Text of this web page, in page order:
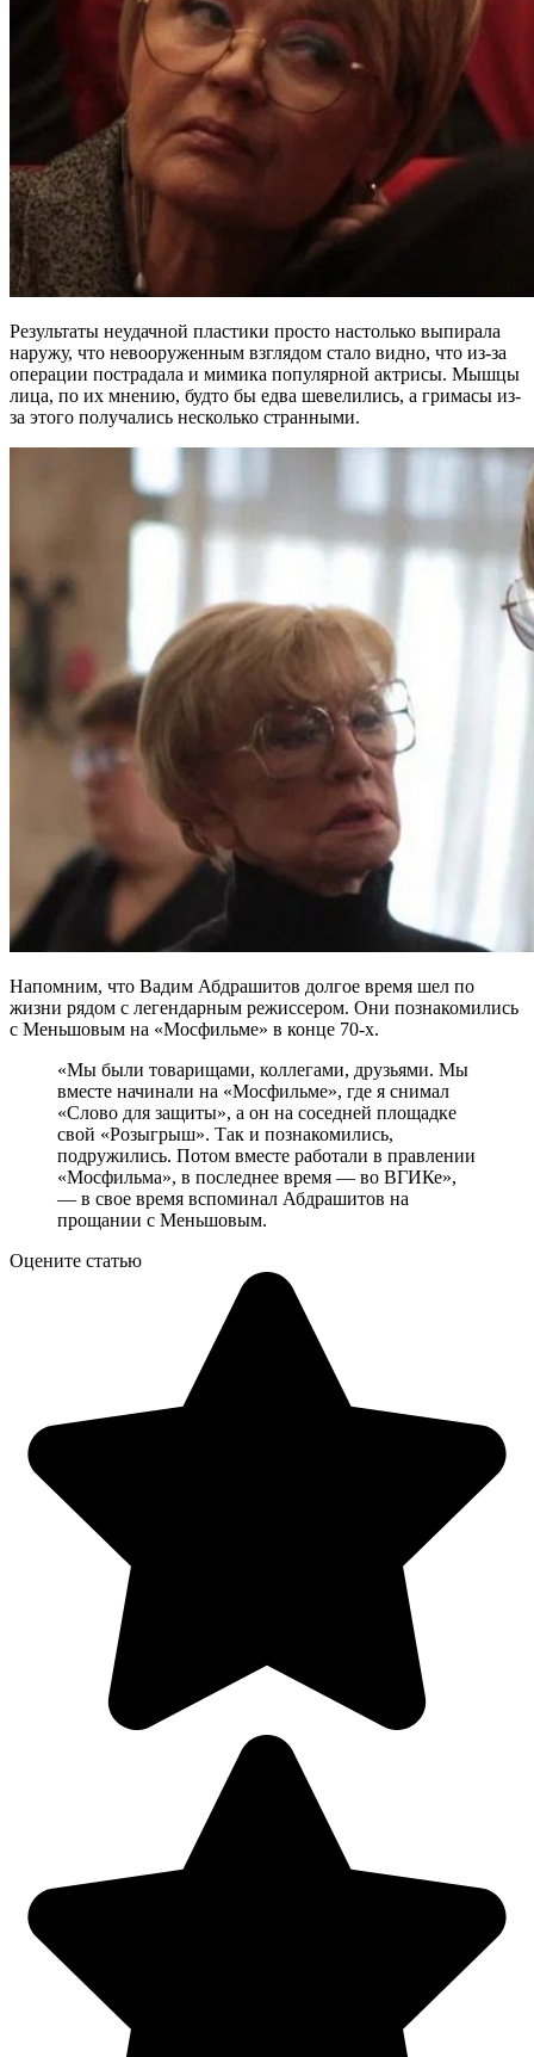
Результаты неудачной пластики просто настолько выпирала
наружу, что невооруженным взглядом стало видно, что из-за
операции пострадала и мимика популярной актрисы. Мышцы
лица, по их мнению, будто бы едва шевелились, а гримасы из-
за этого получались несколько странными.
Напомним, что Вадим Абдрашитов долгое время шел по
жизни рядом с легендарным режиссером. Они познакомились
с Меньшовым на «Мосфильме» в конце 70-х.
«Мы были товарищами, коллегами, друзьями. Мы
вместе начинали на «Мосфильме», где я снимал
«Слово для защиты», а он на соседней площадке
свой «Розыгрыш». Так и познакомились,
подружились. Потом вместе работали в правлении
«Мосфильма», в последнее время — во ВГИКе»,
— в свое время вспоминал Абдрашитов на
прощании с Меньшовым.
Оцените статью